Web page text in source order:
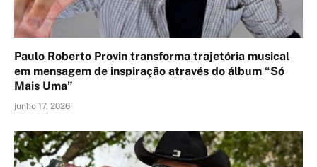
Paulo Roberto Provin transforma trajetória musical
em mensagem de inspiração através do álbum “Só
Mais Uma”
junho 17, 2026